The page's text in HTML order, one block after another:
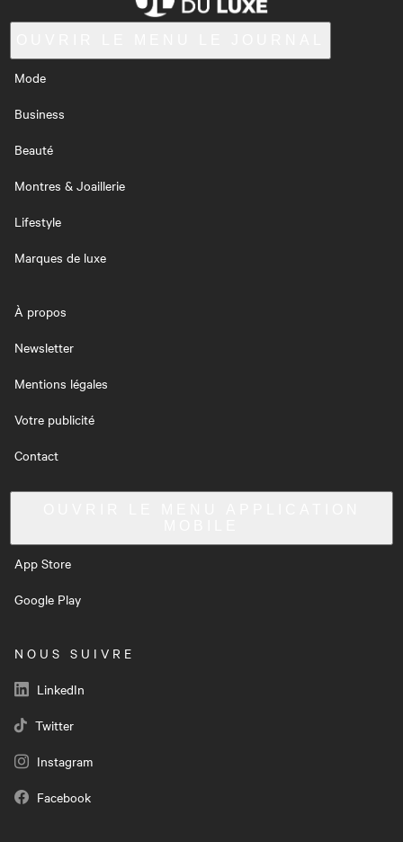
Mode
Business
Beauté
Montres & Joaillerie
Lifestyle
Marques de luxe
À propos
Newsletter
Mentions légales
Votre publicité
Contact
App Store
Google Play
NOUS SUIVRE
LinkedIn
Twitter
Instagram
Facebook